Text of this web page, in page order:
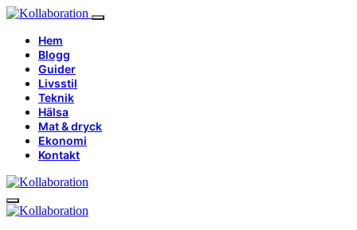
Hem
Blogg
Guider
Livsstil
Teknik
Hälsa
Mat & dryck
Ekonomi
Kontakt